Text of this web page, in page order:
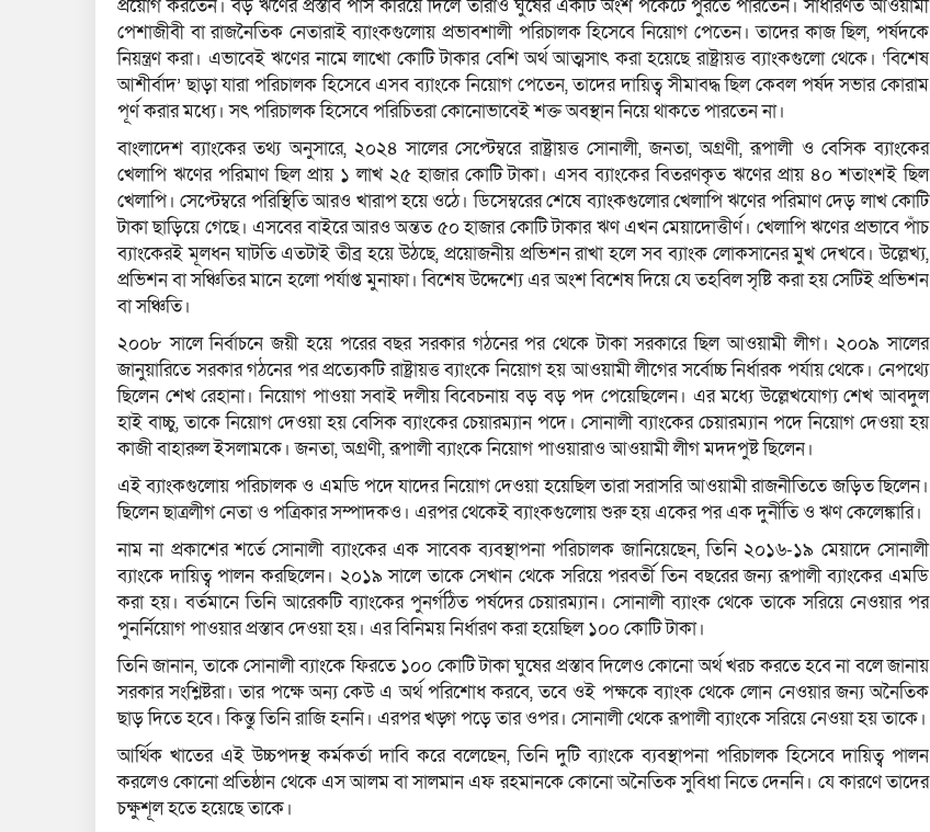
প্রয়োগ করতেন। বড় ঋণের প্রস্তাব পাস করিয়ে দিলে তারাও ঘুষের একটি অংশ পকেটে পুরতে পারতেন। সাধারণত আওয়ামী
পেশাজীবী বা রাজনৈতিক নেতারাই ব্যাংকগুলোয় প্রভাবশালী পরিচালক হিসেবে নিয়োগ পেতেন। তাদের কাজ ছিল, পর্ষদকে
নিয়ন্ত্রণ করা। এভাবেই ঋণের নামে লাখো কোটি টাকার বেশি অর্থ আত্মসাৎ করা হয়েছে রাষ্ট্রায়ত্ত ব্যাংকগুলো থেকে। ‘বিশেষ
আশীর্বাদ’ ছাড়া যারা পরিচালক হিসেবে এসব ব্যাংকে নিয়োগ পেতেন, তাদের দায়িত্ব সীমাবদ্ধ ছিল কেবল পর্ষদ সভার কোরাম
পূর্ণ করার মধ্যে। সৎ পরিচালক হিসেবে পরিচিতরা কোনোভাবেই শক্ত অবস্থান নিয়ে থাকতে পারতেন না।
বাংলাদেশ ব্যাংকের তথ্য অনুসারে, ২০২৪ সালের সেপ্টেম্বরে রাষ্ট্রায়ত্ত সোনালী, জনতা, অগ্রণী, রূপালী ও বেসিক ব্যাংকের
খেলাপি ঋণের পরিমাণ ছিল প্রায় ১ লাখ ২৫ হাজার কোটি টাকা। এসব ব্যাংকের বিতরণকৃত ঋণের প্রায় ৪০ শতাংশই ছিল
খেলাপি। সেপ্টেম্বরে পরিস্থিতি আরও খারাপ হয়ে ওঠে। ডিসেম্বরের শেষে ব্যাংকগুলোর খেলাপি ঋণের পরিমাণ দেড় লাখ কোটি
টাকা ছাড়িয়ে গেছে। এসবের বাইরে আরও অন্তত ৫০ হাজার কোটি টাকার ঋণ এখন মেয়াদোত্তীর্ণ। খেলাপি ঋণের প্রভাবে পাঁচ
ব্যাংকেরই মূলধন ঘাটতি এতটাই তীব্র হয়ে উঠছে, প্রয়োজনীয় প্রভিশন রাখা হলে সব ব্যাংক লোকসানের মুখ দেখবে। উল্লেখ্য,
প্রভিশন বা সঞ্চিতির মানে হলো পর্যাপ্ত মুনাফা। বিশেষ উদ্দেশ্যে এর অংশ বিশেষ দিয়ে যে তহবিল সৃষ্টি করা হয় সেটিই প্রভিশন
বা সঞ্চিতি।
২০০৮ সালে নির্বাচনে জয়ী হয়ে পরের বছর সরকার গঠনের পর থেকে টাকা সরকারে ছিল আওয়ামী লীগ। ২০০৯ সালের
জানুয়ারিতে সরকার গঠনের পর প্রত্যেকটি রাষ্ট্রায়ত্ত ব্যাংকে নিয়োগ হয় আওয়ামী লীগের সর্বোচ্চ নির্ধারক পর্যায় থেকে। নেপথ্যে
ছিলেন শেখ রেহানা। নিয়োগ পাওয়া সবাই দলীয় বিবেচনায় বড় বড় পদ পেয়েছিলেন। এর মধ্যে উল্লেখযোগ্য শেখ আবদুল
হাই বাচ্চু, তাকে নিয়োগ দেওয়া হয় বেসিক ব্যাংকের চেয়ারম্যান পদে। সোনালী ব্যাংকের চেয়ারম্যান পদে নিয়োগ দেওয়া হয়
কাজী বাহারুল ইসলামকে। জনতা, অগ্রণী, রূপালী ব্যাংকে নিয়োগ পাওয়ারাও আওয়ামী লীগ মদদপুষ্ট ছিলেন।
এই ব্যাংকগুলোয় পরিচালক ও এমডি পদে যাদের নিয়োগ দেওয়া হয়েছিল তারা সরাসরি আওয়ামী রাজনীতিতে জড়িত ছিলেন।
ছিলেন ছাত্রলীগ নেতা ও পত্রিকার সম্পাদকও। এরপর থেকেই ব্যাংকগুলোয় শুরু হয় একের পর এক দুর্নীতি ও ঋণ কেলেঙ্কারি।
নাম না প্রকাশের শর্তে সোনালী ব্যাংকের এক সাবেক ব্যবস্থাপনা পরিচালক জানিয়েছেন, তিনি ২০১৬-১৯ মেয়াদে সোনালী
ব্যাংকে দায়িত্ব পালন করছিলেন। ২০১৯ সালে তাকে সেখান থেকে সরিয়ে পরবর্তী তিন বছরের জন্য রূপালী ব্যাংকের এমডি
করা হয়। বর্তমানে তিনি আরেকটি ব্যাংকের পুনর্গঠিত পর্ষদের চেয়ারম্যান। সোনালী ব্যাংক থেকে তাকে সরিয়ে নেওয়ার পর
পুনর্নিয়োগ পাওয়ার প্রস্তাব দেওয়া হয়। এর বিনিময় নির্ধারণ করা হয়েছিল ১০০ কোটি টাকা।
তিনি জানান, তাকে সোনালী ব্যাংকে ফিরতে ১০০ কোটি টাকা ঘুষের প্রস্তাব দিলেও কোনো অর্থ খরচ করতে হবে না বলে জানায়
সরকার সংশ্লিষ্টরা। তার পক্ষে অন্য কেউ এ অর্থ পরিশোধ করবে, তবে ওই পক্ষকে ব্যাংক থেকে লোন নেওয়ার জন্য অনৈতিক
ছাড় দিতে হবে। কিন্তু তিনি রাজি হননি। এরপর খড়্গ পড়ে তার ওপর। সোনালী থেকে রূপালী ব্যাংকে সরিয়ে নেওয়া হয় তাকে।
আর্থিক খাতের এই উচ্চপদস্থ কর্মকর্তা দাবি করে বলেছেন, তিনি দুটি ব্যাংকে ব্যবস্থাপনা পরিচালক হিসেবে দায়িত্ব পালন
করলেও কোনো প্রতিষ্ঠান থেকে এস আলম বা সালমান এফ রহমানকে কোনো অনৈতিক সুবিধা নিতে দেননি। যে কারণে তাদের
চক্ষুশূল হতে হয়েছে তাকে।